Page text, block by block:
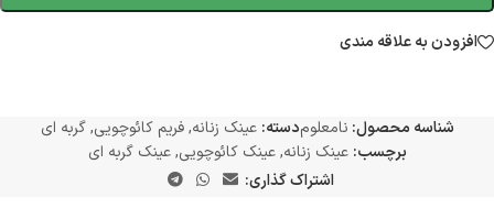
افزودن به علاقه مندی
شناسه محصول: نامعلومدسته: عینک زنانه, فریم کائوچویی, گربه ای
برچسب: عینک زنانه, عینک کائوچویی, عینک گربه ای
اشتراک گذاری: